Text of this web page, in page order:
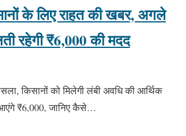
के लिए राहत की खबर, अगले
रहेगी ₹6,000 की मदद
किसानों को मिलेगी लंबी अवधि की आर्थिक
₹6,000, जानिए कैसे…